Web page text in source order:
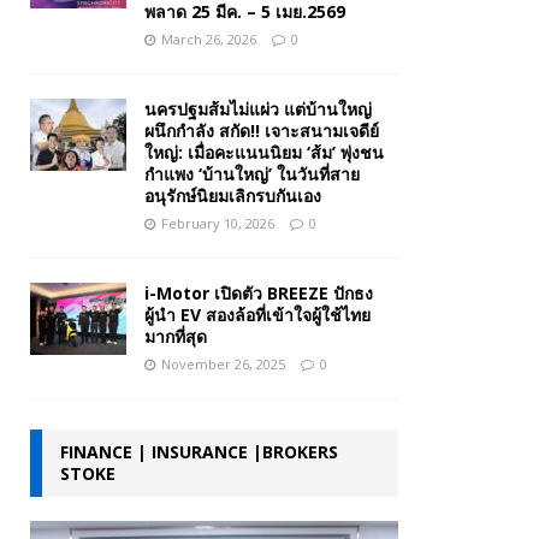
พลาด 25 มีค. – 5 เมย.2569
March 26, 2026 0
นครปฐมส้มไม่แผ่ว แต่บ้านใหญ่
ผนึกกำลัง สกัด!! เจาะสนามเจดีย์
ใหญ่: เมื่อคะแนนนิยม ‘ส้ม’ พุ่งชน
กำแพง ‘บ้านใหญ่’ ในวันที่สาย
อนุรักษ์นิยมเลิกรบกันเอง
February 10, 2026 0
i-Motor เปิดตัว BREEZE ปักธง
ผู้นำ EV สองล้อที่เข้าใจผู้ใช้ไทย
มากที่สุด
November 26, 2025 0
FINANCE | INSURANCE |BROKERS
STOKE